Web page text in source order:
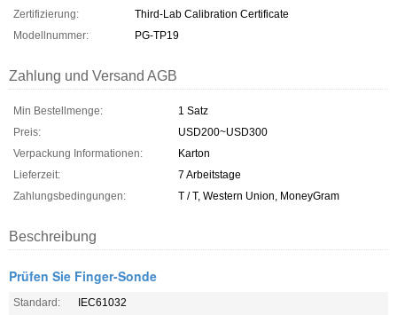
Zertifizierung:
Third-Lab Calibration Certificate
Modellnummer:
PG-TP19
Zahlung und Versand AGB
Min Bestellmenge:
1 Satz
Preis:
USD200~USD300
Verpackung Informationen:
Karton
Lieferzeit:
7 Arbeitstage
Zahlungsbedingungen:
T / T, Western Union, MoneyGram
Beschreibung
Prüfen Sie Finger-Sonde
Standard:
IEC61032